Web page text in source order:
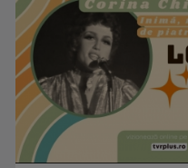
Peka croată autentică: